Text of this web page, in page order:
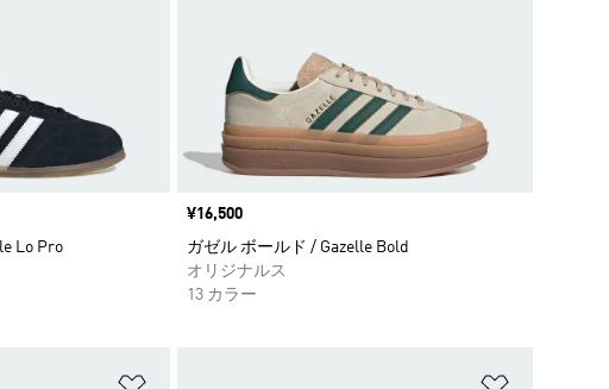
Lo Pro
価格
¥16,500
ガゼル ボールド / Gazelle Bold
オリジナルス
13 カラー